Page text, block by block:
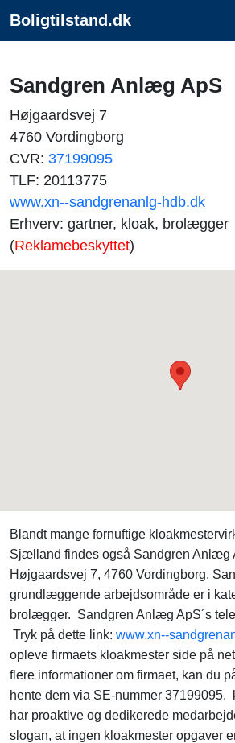
Boligtilstand.dk
Sandgren Anlæg ApS
Højgaardsvej 7
4760 Vordingborg
CVR: 37199095
TLF: 20113775
www.xn--sandgrenanlg-hdb.dk
Erhverv: gartner, kloak, brolægger
(Reklamebeskyttet)
Blandt mange fornuftige
Sjælland findes også Sandgren Anlæg
Højgaardsvej 7, 4760 Vordingborg.
grundlæggende arbejdsområde er i
brolægger. Sandgren Anlæg ApS´s
Tryk på dette link: www.xn--
opleve firmaets kloakmester side på
flere informationer om firmaet, kan du
hente dem via SE-nummer 37199095.
har proaktive og dedikerede
slogan, at ingen kloakmester opgaver